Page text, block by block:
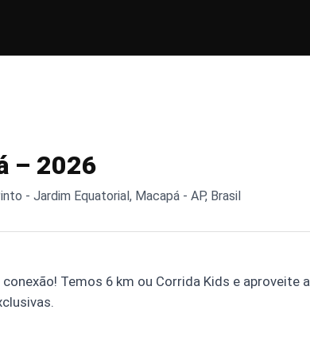
– 2026
- Jardim Equatorial, Macapá - AP, Brasil
Temos 6 km ou Corrida Kids e aproveite a